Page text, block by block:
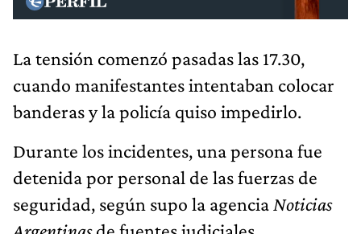
La tensión comenzó pasadas las 17.30,
cuando manifestantes intentaban colocar
banderas y la policía quiso impedirlo.
Durante los incidentes, una persona fue
detenida por personal de las fuerzas de
seguridad, según supo la agencia Noticias